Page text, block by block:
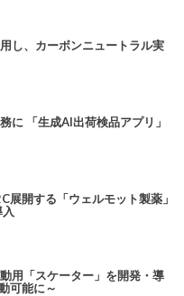
し、カーボンニュートラル実
に 「生成AI出荷検品アプリ」
展開する「ウェルモット製薬」
用「スケーター」を開発・導
可能に～